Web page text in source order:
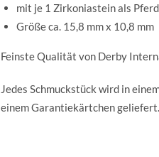
mit je 1 Zirkoniastein als
Größe ca. 15,8 mm x 10,8 mm
Feinste Qualität von Derby
Jedes Schmuckstück wird in
einem Garantiekärtchen geliefert.